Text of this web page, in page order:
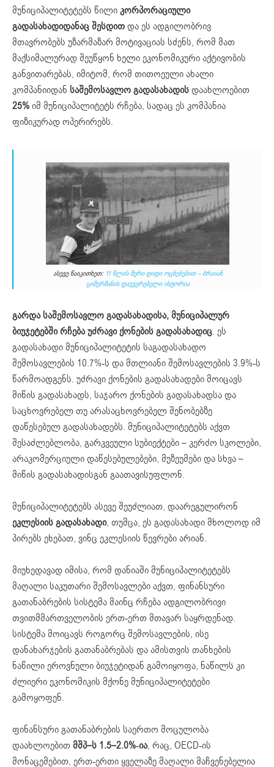
მუნიციპალიტეტებს წილიკორპორაციული
გადასახადიდანაც შესდითდა ეს ადგილობრივ
მთავრობებს უზარმაზარ მოტივაციას სძენს, რომ მათ
მაქსიმალურად შეუწყონ ხელი ეკონომიკური აქტივობის
განვითარებას, იმიტომ, რომ თითოეული ახალი
კომპანიიდან საშემოსავლო გადასახადისდაახლოებით
25%იმ მუნიციპალიტეტს რჩება, სადაც ეს კომპანია
ფიზიკურად ოპერირებს.
ასევე წაიკითხეთ: 11 წლის მერი დიდი ოცნებებით – ბრაიან
ციმერმანის დაუჯერებელი ისტორია
გარდა საშემოსავლო გადასახადისა, მუნიციპალურ
ბიუჯეტებში რჩებაუძრავი ქონების გადასახადიც. ეს
გადასახადი მუნიციპალიტეტის საგადასახადო
შემოსავლების 10.7%-ს და მთლიანი შემოსავლების 3.9%-ს
წარმოადგენს. უძრავი ქონების გადასახადები მოიცავს
მიწის გადასახადს, საჯარო ქონების გადასახადსა და
საცხოვრებელ თუ არასაცხოვრებელ შენობებზე
დაწესებულ გადასახადებს. მუნიციპალიტეტებს აქვთ
შესაძლებლობა, გარკვეული სუბიექტები – კერძო სკოლები,
არაკომერციული დაწესებულებები, მუზეუმები და სხვა –
მიწის გადასახადისგან გაათავისუფლონ.
მუნიციპალიტეტებს ასევე შეუძლიათ, დაარეგულირონ
ეკლესიისგადასახადი, თუმცა, ეს გადასახადი მხოლოდ იმ
პირებს ეხებათ, ვინც ეკლესიის წევრები არიან.
მიუხედავად იმისა, რომ დანიაში მუნიციპალიტეტებს
მაღალი საკუთარი შემოსავლები აქვთ, ფინანსური
გათანაბრების სისტემა მაინც რჩება ადგილობრივი
თვითმმართველობის ერთ-ერთ მთავარ საყრდენად.
სისტემა მოიცავს როგორც შემოსავლების, ისე
დანახარჯების გათანაბრებას და ამისთვის თანხების
ნაწილი ეროვნული ბიუჯეტიდან გამოიყოფა, ნაწილს კი
ძლიერი ეკონომიკის მქონე მუნიციპალიტეტები
გამოყოფენ.
ფინანსური გათანაბრების საერთო მოცულობა
დაახლოებითმშპ–ს 1.5–2.0%-ია, რაც, OECD-ის
მონაცემებით, ერთ-ერთი ყველაზე მაღალი მაჩვენებელია